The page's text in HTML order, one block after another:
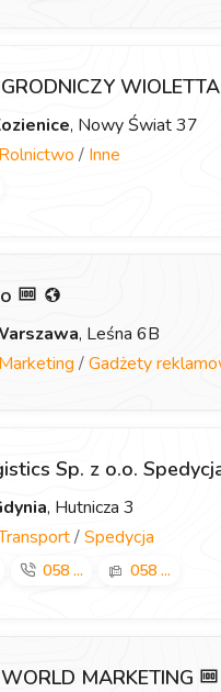
WIOLETTA
, Nowy Świat 37
Rolnictwo / Inne
, Leśna 6B
Marketing /Gadżety
Sp. z o.o.
, Hutnicza 3
/Spedycja
058 ... 058 ...
MARKETING